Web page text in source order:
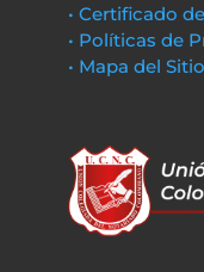
• Certificado
• Políticas de
• Mapa del Sitio